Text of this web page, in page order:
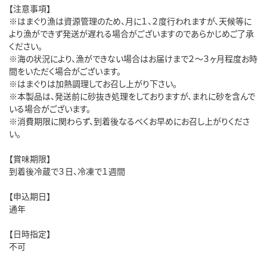
【注意事項】
※はまぐり漁は資源管理のため、月に１、２度行われますが、天候等に
より漁ができず発送が遅れる場合がございますのであらかじめご了承
ください。
※海の状況により、漁ができない場合はお届けまで２～３ヶ月程度お時
間をいただく場合がございます。
※はまぐりは加熱調理してお召し上がり下さい。
※本製品は、発送前に砂抜き処理をしておりますが、まれに砂を含んで
いる場合がございます。
※消費期限に関わらず、到着後なるべくお早めにお召し上がりくださ
い。
【賞味期限】
到着後冷蔵で３日、冷凍で１週間
【申込期日】
通年
【日時指定】
不可